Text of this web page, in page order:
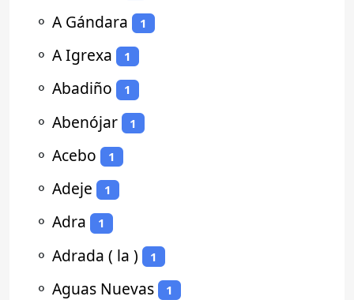
⚬ A Gándara 1
⚬ A Igrexa 1
⚬ Abadiño 1
⚬ Abenójar 1
⚬ Acebo 1
⚬ Adeje 1
⚬ Adra 1
⚬ Adrada ( la ) 1
⚬ Aguas Nuevas 1